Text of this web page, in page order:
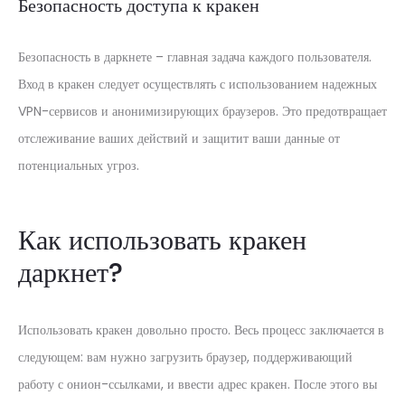
Безопасность доступа к кракен
Безопасность в даркнете – главная задача каждого пользователя.
Вход в кракен следует осуществлять с использованием надежных
VPN-сервисов и анонимизирующих браузеров. Это предотвращает
отслеживание ваших действий и защитит ваши данные от
потенциальных угроз.
Как использовать кракен
даркнет?
Использовать кракен довольно просто. Весь процесс заключается в
следующем: вам нужно загрузить браузер, поддерживающий
работу с онион-ссылками, и ввести адрес кракен. После этого вы